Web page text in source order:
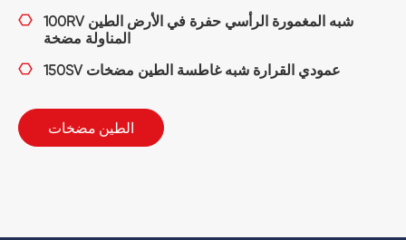

100RV شبه المغمورة الرأسي حفرة في الأرض الطين
المناولة مضخة
 150SV عمودي القرارة شبه غاطسة الطين مضخات
الطين مضخات